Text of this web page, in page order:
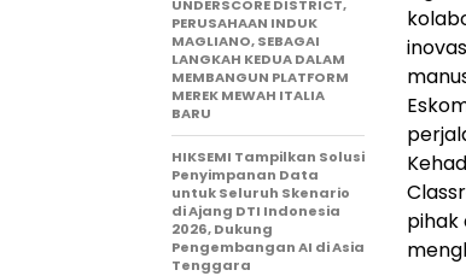
pihak
UNDERSCORE DISTRICT,
PERUSAHAAN INDUK
MAGLIANO, SEBAGAI
LANGKAH KEDUA DALAM
MEMBANGUN PLATFORM
MEREK MEWAH ITALIA
BARU
HIKSEMI Tampilkan Solusi
Penyimpanan Data
untuk Seluruh Skenario
di Ajang DTI Indonesia
2026, Dukung
Pengembangan AI di Asia
Tenggara